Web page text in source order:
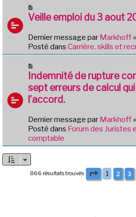
m
e
s
a
o
v
e
a
m
e
s
s
g
e
Veille emploi du 3 aout
Dernier message par Markhoff«
Posté dans Carrière, skills et
o
u
v
e
u
m
e
s
g
Indemnité de rupture
sept erreurs de calcul
l’accord.
Dernier message par Markhoff«
Posté dans Forum des Juristes
comptable
866 résultats trouvés Page 1sur35
1 2 3